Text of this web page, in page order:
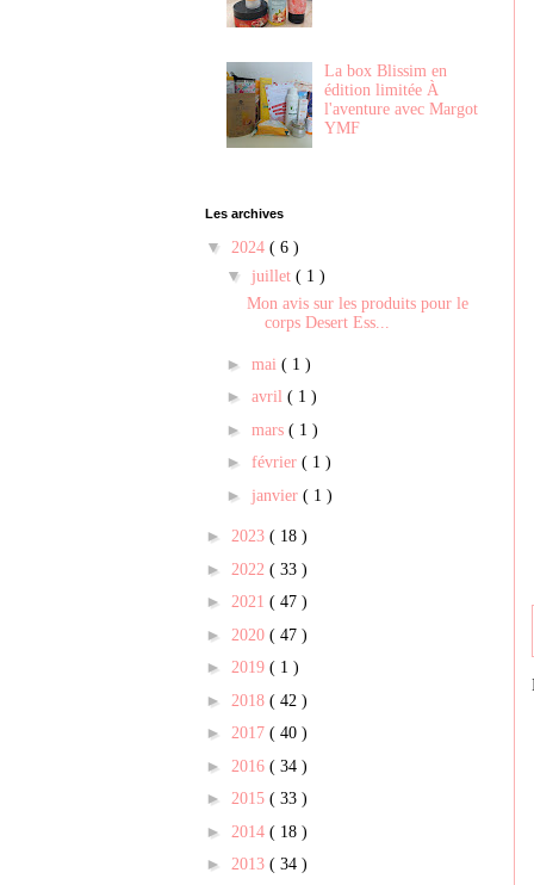
La box Blissim en
édition limitée À
l'aventure avec Margot
YMF
Les archives
▼ 2024 ( 6 )
▼ juillet ( 1 )
Mon avis sur les produits pour le
corps Desert Ess...
► mai ( 1 )
► avril ( 1 )
► mars ( 1 )
► février ( 1 )
► janvier ( 1 )
► 2023 ( 18 )
► 2022 ( 33 )
► 2021 ( 47 )
► 2020 ( 47 )
► 2019 ( 1 )
► 2018 ( 42 )
► 2017 ( 40 )
► 2016 ( 34 )
► 2015 ( 33 )
► 2014 ( 18 )
► 2013 ( 34 )